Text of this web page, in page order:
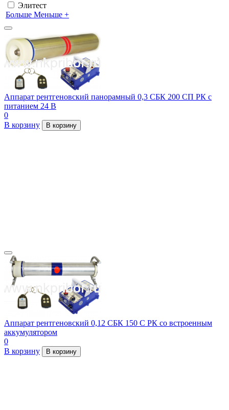
Элитест
Больше Меньше +
Аппарат рентгеновский панорамный 0,3 СБК 200 СП РК с
питанием 24 В
0
В корзину
В корзину
Аппарат рентгеновский 0,12 СБК 150 С РК со встроенным
аккумулятором
0
В корзину
В корзину